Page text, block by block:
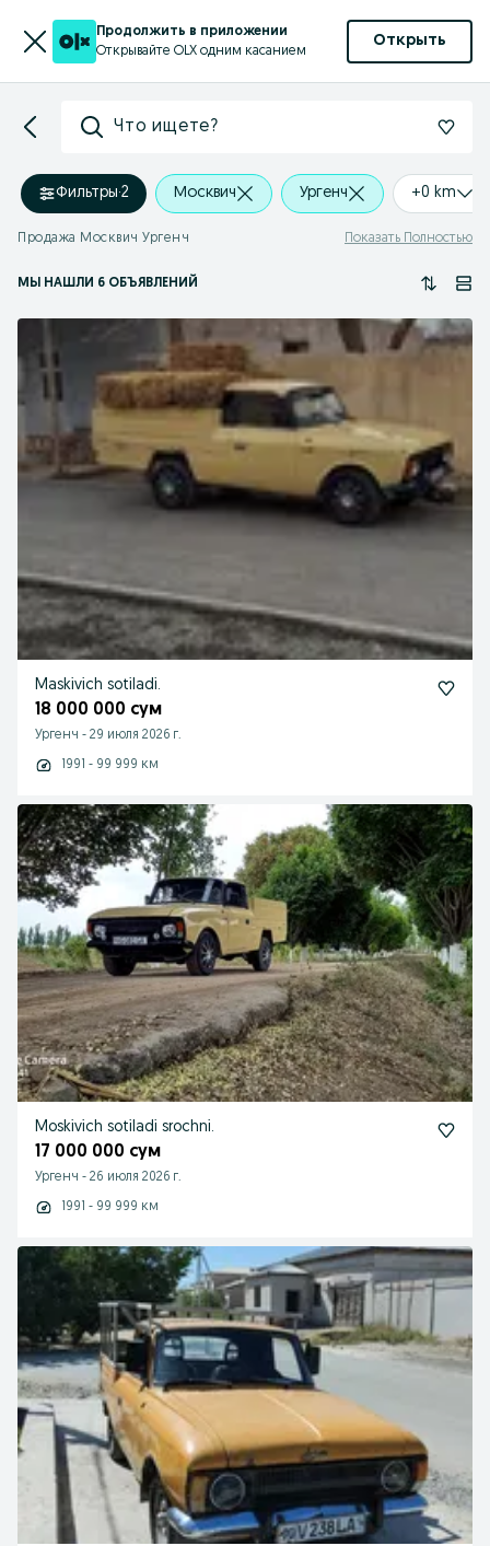
Продолжить в приложении
Открывайте OLX одним касанием
Открыть
Что ищете?
Фильтры·2 Москвич Ургенч +0 km
Продажа Москвич Ургенч Показать Полностью
МЫ НАШЛИ 6 ОБЪЯВЛЕНИЙ
Maskivich sotiladi.
18 000 000 сум
Ургенч - 29 июля 2026 г.
1991 - 99 999 км
Moskivich sotiladi srochni.
17 000 000 сум
Ургенч - 26 июля 2026 г.
1991 - 99 999 км